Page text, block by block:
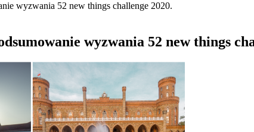
wyzwania 52 new things challenge 2020.
wyzwania 52 new things